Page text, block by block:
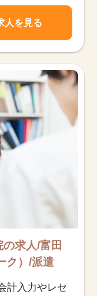
人を見る
求人/富田
ク）/派遣
計入力やレセ